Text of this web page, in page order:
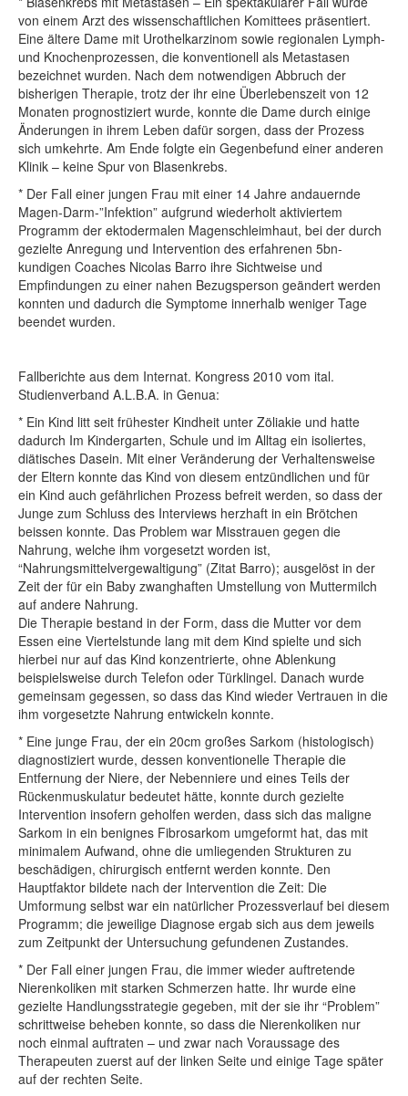
von einem Arzt des wissenschaftlichen Komittees präsentiert.
Eine ältere Dame mit Urothelkarzinom sowie regionalen Lymph-
und Knochenprozessen, die konventionell als Metastasen
bezeichnet wurden. Nach dem notwendigen Abbruch der
bisherigen Therapie, trotz der ihr eine Überlebenszeit von 12
Monaten prognostiziert wurde, konnte die Dame durch einige
Änderungen in ihrem Leben dafür sorgen, dass der Prozess
sich umkehrte. Am Ende folgte ein Gegenbefund einer anderen
Klinik – keine Spur von Blasenkrebs.
* Der Fall einer jungen Frau mit einer 14 Jahre andauernde
Magen-Darm-”Infektion” aufgrund wiederholt aktiviertem
Programm der ektodermalen Magenschleimhaut, bei der durch
gezielte Anregung und Intervention des erfahrenen 5bn-
kundigen Coaches Nicolas Barro ihre Sichtweise und
Empfindungen zu einer nahen Bezugsperson geändert werden
konnten und dadurch die Symptome innerhalb weniger Tage
beendet wurden.
Fallberichte aus dem Internat. Kongress 2010 vom ital.
Studienverband A.L.B.A. in Genua:
* Ein Kind litt seit frühester Kindheit unter Zöliakie und hatte
dadurch Im Kindergarten, Schule und im Alltag ein isoliertes,
diätisches Dasein. Mit einer Veränderung der Verhaltensweise
der Eltern konnte das Kind von diesem entzündlichen und für
ein Kind auch gefährlichen Prozess befreit werden, so dass der
Junge zum Schluss des Interviews herzhaft in ein Brötchen
beissen konnte. Das Problem war Misstrauen gegen die
Nahrung, welche ihm vorgesetzt worden ist,
“Nahrungsmittelvergewaltigung” (Zitat Barro); ausgelöst in der
Zeit der für ein Baby zwanghaften Umstellung von Muttermilch
auf andere Nahrung.
Die Therapie bestand in der Form, dass die Mutter vor dem
Essen eine Viertelstunde lang mit dem Kind spielte und sich
hierbei nur auf das Kind konzentrierte, ohne Ablenkung
beispielsweise durch Telefon oder Türklingel. Danach wurde
gemeinsam gegessen, so dass das Kind wieder Vertrauen in die
ihm vorgesetzte Nahrung entwickeln konnte.
* Eine junge Frau, der ein 20cm großes Sarkom (histologisch)
diagnostiziert wurde, dessen konventionelle Therapie die
Entfernung der Niere, der Nebenniere und eines Teils der
Rückenmuskulatur bedeutet hätte, konnte durch gezielte
Intervention insofern geholfen werden, dass sich das maligne
Sarkom in ein benignes Fibrosarkom umgeformt hat, das mit
minimalem Aufwand, ohne die umliegenden Strukturen zu
beschädigen, chirurgisch entfernt werden konnte. Den
Hauptfaktor bildete nach der Intervention die Zeit: Die
Umformung selbst war ein natürlicher Prozessverlauf bei diesem
Programm; die jeweilige Diagnose ergab sich aus dem jeweils
zum Zeitpunkt der Untersuchung gefundenen Zustandes.
* Der Fall einer jungen Frau, die immer wieder auftretende
Nierenkoliken mit starken Schmerzen hatte. Ihr wurde eine
gezielte Handlungsstrategie gegeben, mit der sie ihr “Problem”
schrittweise beheben konnte, so dass die Nierenkoliken nur
noch einmal auftraten – und zwar nach Voraussage des
Therapeuten zuerst auf der linken Seite und einige Tage später
auf der rechten Seite.